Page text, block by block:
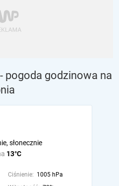
pogoda godzinowa na
13°C
słonecznie
Ciśnienie: 1005 hPa